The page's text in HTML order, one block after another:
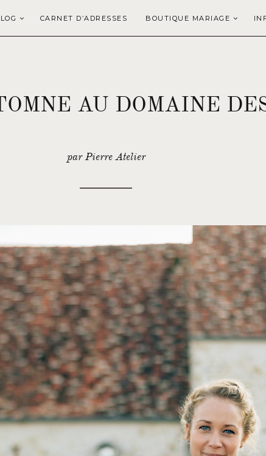
CARNET D’ADRESSES BOUTIQUE MARIAGE
AU DOMAINE
par Pierre Atelier